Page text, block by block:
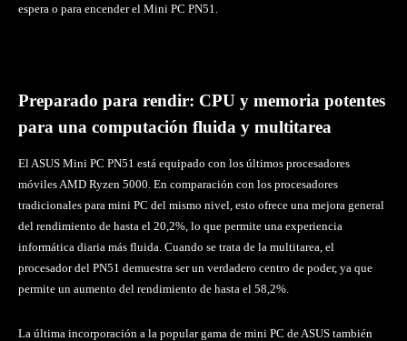
espera o para encender el Mini PC PN51.
Preparado para rendir: CPU y memoria potentes
para una computación fluida y multitarea
El ASUS Mini PC PN51 está equipado con los últimos procesadores
móviles AMD Ryzen 5000. En comparación con los procesadores
tradicionales para mini PC del mismo nivel, esto ofrece una mejora general
del rendimiento de hasta el 20,2%, lo que permite una experiencia
informática diaria más fluida. Cuando se trata de la multitarea, el
procesador del PN51 demuestra ser un verdadero centro de poder, ya que
permite un aumento del rendimiento de hasta el 58,2%.
La última incorporación a la popular gama de mini PC de ASUS también